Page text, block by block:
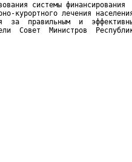
системы финансирования
курортного лечения
за  правильным  и
Совет  Министров